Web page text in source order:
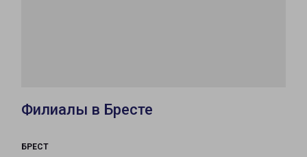
Филиалы в Бресте
БРЕСТ